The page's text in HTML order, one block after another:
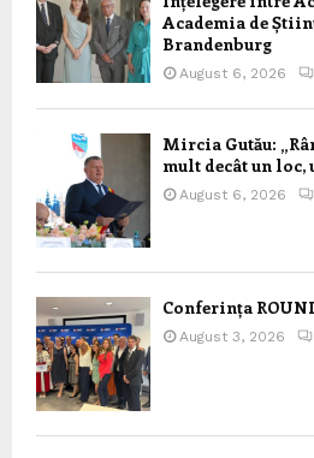
Academia de
Brandenburg
August 6, 2026
Mircia Gutău:
mult decât un loc,
August 6, 2026
Conferința
August 3, 2026